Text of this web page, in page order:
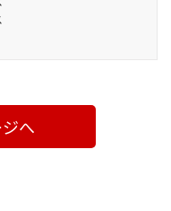
ﾞｽﾀｻｲｽﾞ
世界」「警鐘」「罠」
村悠一／沙慈・クロスロ
へ